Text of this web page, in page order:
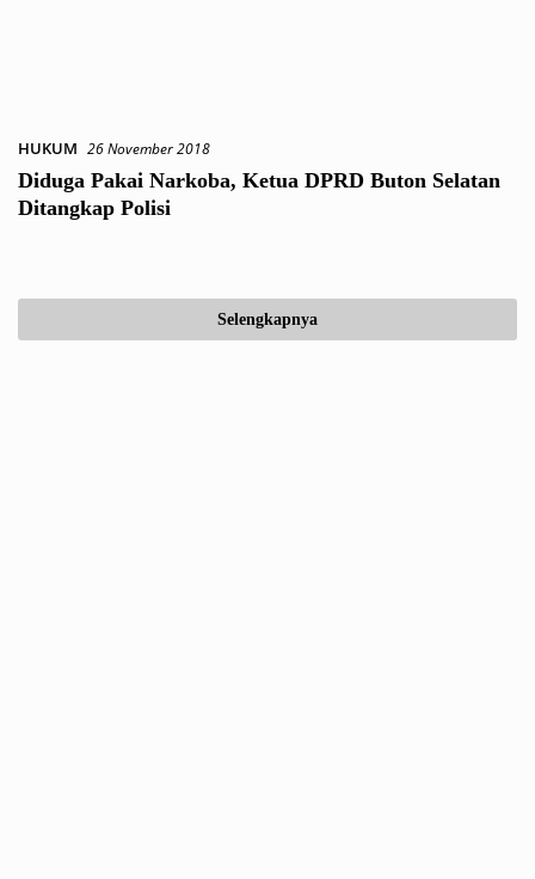
HUKUM 26 November 2018
Diduga Pakai Narkoba, Ketua DPRD Buton Selatan
Ditangkap Polisi
Selengkapnya